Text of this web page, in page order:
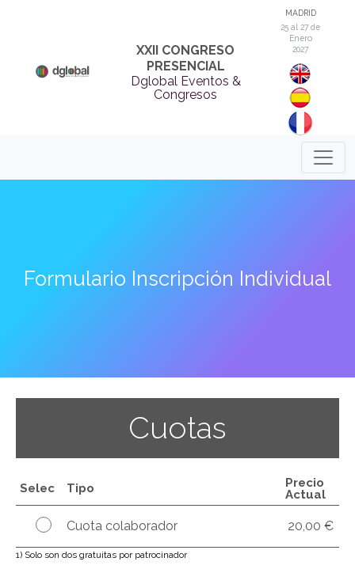
XXII CONGRESO
PRESENCIAL
Dglobal Eventos &
Congresos
MADRID
25 al 27 de
Enero
2027
Formulario Inscripción Individual
Cuotas
Selec Tipo
Precio
Actual
Cuota colaborador 20,00 €
1) Solo son dos gratuitas por patrocinador